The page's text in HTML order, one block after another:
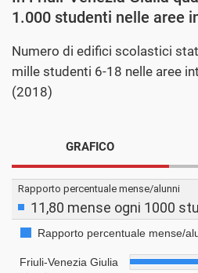
1.000 studenti nelle aree
Numero di edifici scolastici
mille studenti 6-18 nelle aree
(2018)
GRAFICO